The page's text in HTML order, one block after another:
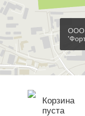
ООО
Корзина
пуста